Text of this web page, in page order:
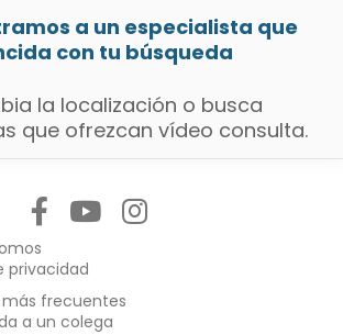
a un especialista que
con tu búsqueda
la localización o busca
que ofrezcan vídeo consulta.
privacidad
frecuentes
a un colega